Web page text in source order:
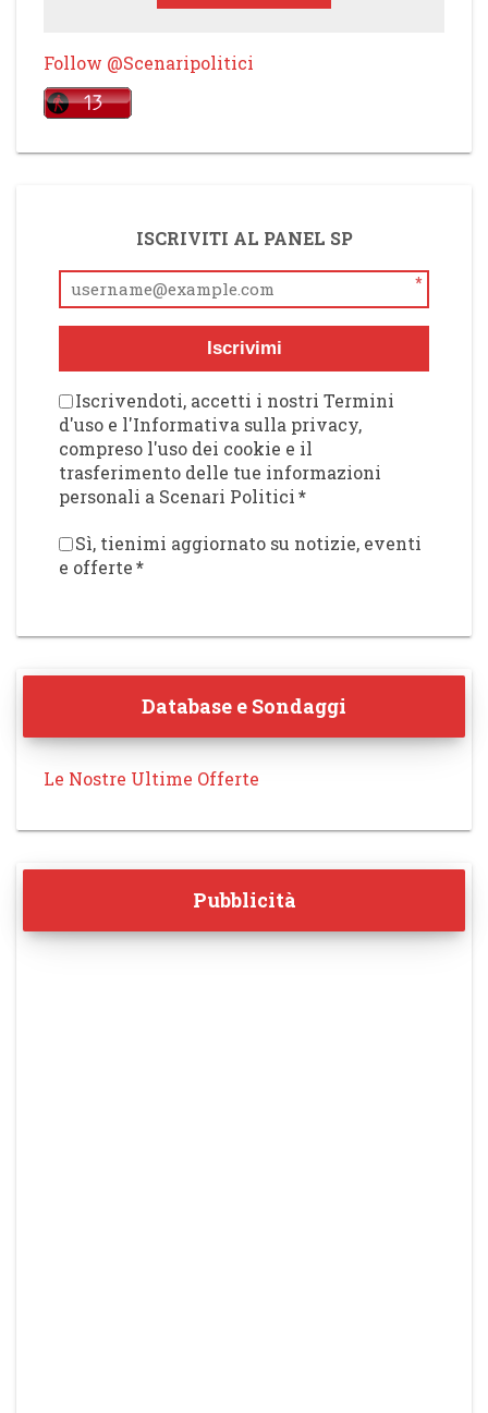
Follow @Scenaripolitici
ISCRIVITI AL PANEL SP
*
Iscrivimi
Iscrivendoti, accetti i nostri Termini
d'uso e l'Informativa sulla privacy,
compreso l'uso dei cookie e il
trasferimento delle tue informazioni
personali a Scenari Politici*
Sì, tienimi aggiornato su notizie, eventi
e offerte*
Database e Sondaggi
Le Nostre Ultime Offerte
Pubblicità